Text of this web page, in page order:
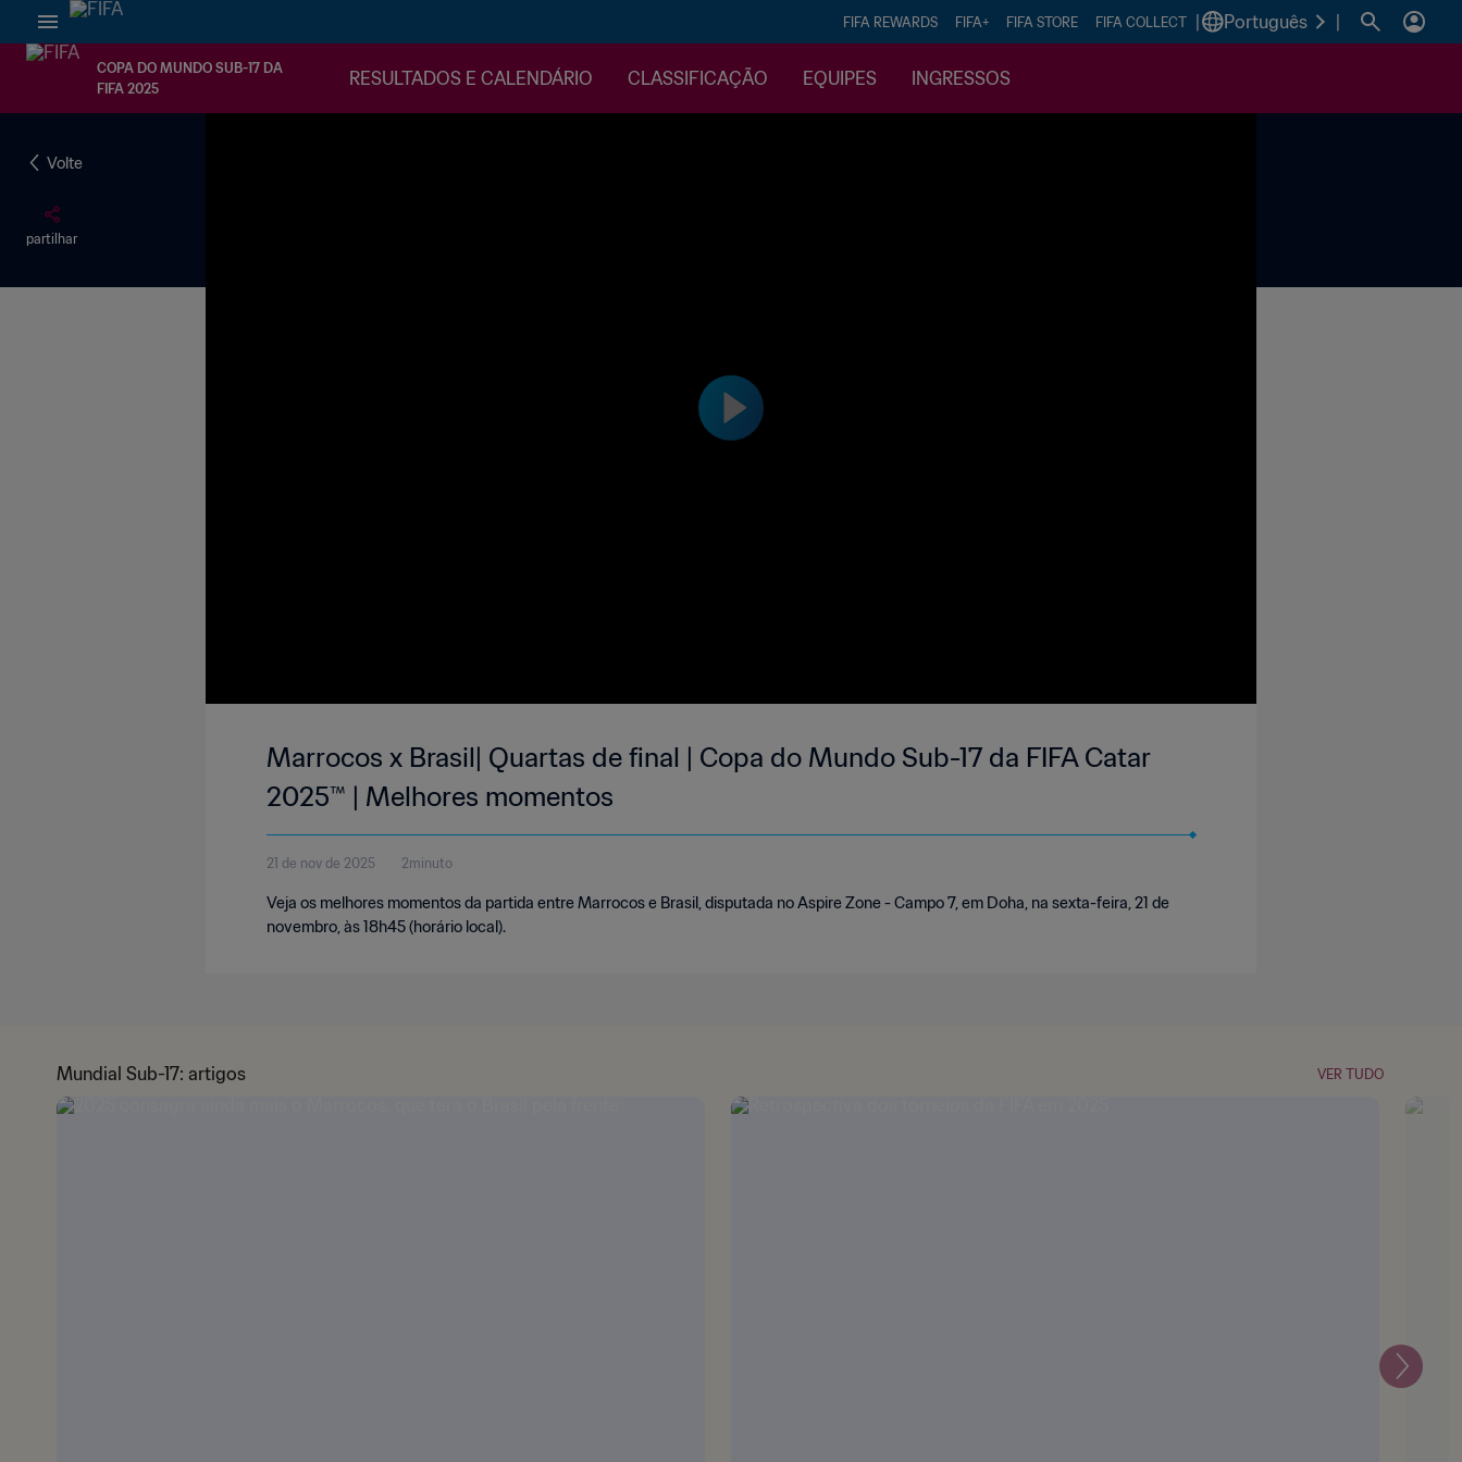
FIFA REWARDS FIFA+ FIFA STORE FIFA COLLECT Português
COPA DO MUNDO SUB-17 DA
FIFA 2025
RESULTADOS E CALENDÁRIO CLASSIFICAÇÃO EQUIPES INGRESSOS
Volte
partilhar
Marrocos x Brasil| Quartas de final | Copa do Mundo Sub-17 da FIFA Catar
2025™ | Melhores momentos
21 de nov de 2025 2minuto
Veja os melhores momentos da partida entre Marrocos e Brasil, disputada no Aspire Zone - Campo 7, em Doha, na sexta-feira, 21 de
novembro, às 18h45 (horário local).
Mundial Sub-17: artigos VER TUDO